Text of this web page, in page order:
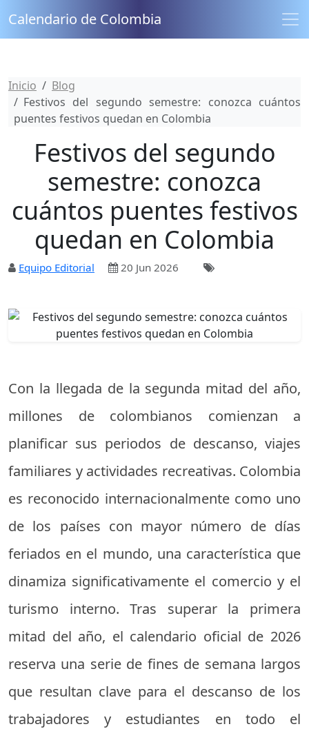
Calendario de Colombia
Inicio
Blog
Festivos del segundo semestre: conozca cuántos
puentes festivos quedan en Colombia
Festivos del segundo
semestre: conozca
cuántos puentes festivos
quedan en Colombia
Equipo Editorial 20 Jun 2026
Con la llegada de la segunda mitad del año,
millones de colombianos comienzan a
planificar sus periodos de descanso, viajes
familiares y actividades recreativas. Colombia
es reconocido internacionalmente como uno
de los países con mayor número de días
feriados en el mundo, una característica que
dinamiza significativamente el comercio y el
turismo interno. Tras superar la primera
mitad del año, el calendario oficial de 2026
reserva una serie de fines de semana largos
que resultan clave para el descanso de los
trabajadores y estudiantes en todo el